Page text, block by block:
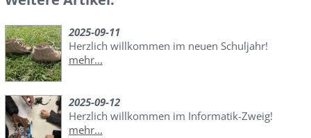
2025-09-11
Herzlich willkommen im neuen Schuljahr!
mehr...
2025-09-12
Herzlich willkommen im Informatik-Zweig!
mehr...